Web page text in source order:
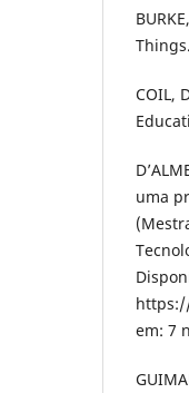
COIL,
uma
em: 7